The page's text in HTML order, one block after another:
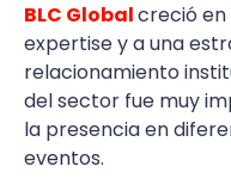
BLC Globalcreció en
expertise y a una
relacionamiento
del sector fue muy
la presencia en
eventos.